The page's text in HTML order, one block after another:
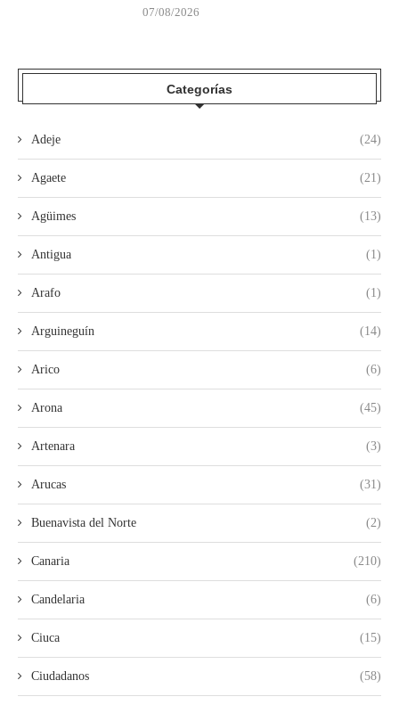
07/08/2026
Categorías
Adeje (24)
Agaete (21)
Agüimes (13)
Antigua (1)
Arafo (1)
Arguineguín (14)
Arico (6)
Arona (45)
Artenara (3)
Arucas (31)
Buenavista del Norte (2)
Canaria (210)
Candelaria (6)
Ciuca (15)
Ciudadanos (58)